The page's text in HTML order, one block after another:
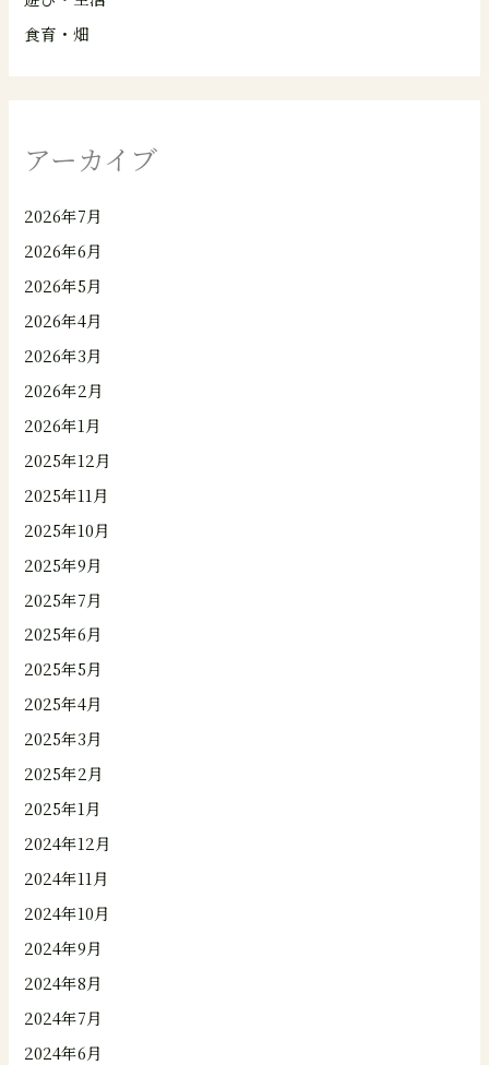
食育・畑
アーカイブ
2026年7月
2026年6月
2026年5月
2026年4月
2026年3月
2026年2月
2026年1月
2025年12月
2025年11月
2025年10月
2025年9月
2025年7月
2025年6月
2025年5月
2025年4月
2025年3月
2025年2月
2025年1月
2024年12月
2024年11月
2024年10月
2024年9月
2024年8月
2024年7月
2024年6月